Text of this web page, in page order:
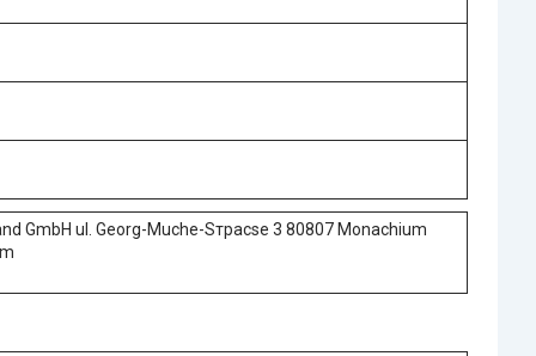
GmbH ul. Georg-Muche-Sтрасse 3 80807 Monachium